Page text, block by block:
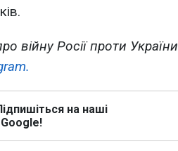
війну Росії проти України
на наші